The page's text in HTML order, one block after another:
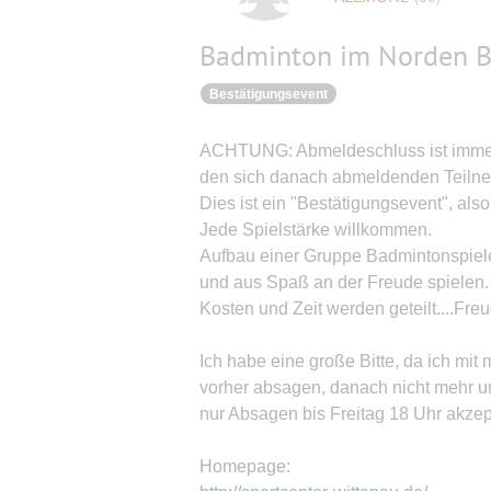
Badminton im Norden
Bestätigungsevent
ACHTUNG: Abmeldeschluss ist
den sich danach abmeldenden
Dies ist ein "Bestätigungsevent",
Jede Spielstärke willkommen.
Aufbau einer Gruppe
und aus Spaß an der Freude spielen.
Kosten und Zeit werden
Ich habe eine große Bitte, da ich mit
vorher absagen, danach nicht mehr
nur Absagen bis Freitag 18 Uhr
Homepage: